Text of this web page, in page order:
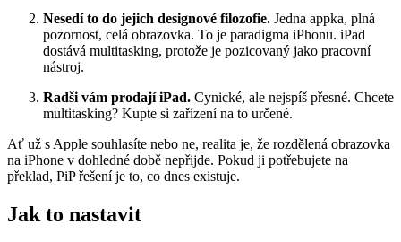
Nesedí to do jejich designové filozofie. Jedna appka, plná
pozornost, celá obrazovka. To je paradigma iPhonu. iPad
dostává multitasking, protože je pozicovaný jako pracovní
nástroj.
Radši vám prodají iPad. Cynické, ale nejspíš přesné. Chcete
multitasking? Kupte si zařízení na to určené.
Ať už s Apple souhlasíte nebo ne, realita je, že rozdělená obrazovka
na iPhone v dohledné době nepřijde. Pokud ji potřebujete na
překlad, PiP řešení je to, co dnes existuje.
Jak to nastavit